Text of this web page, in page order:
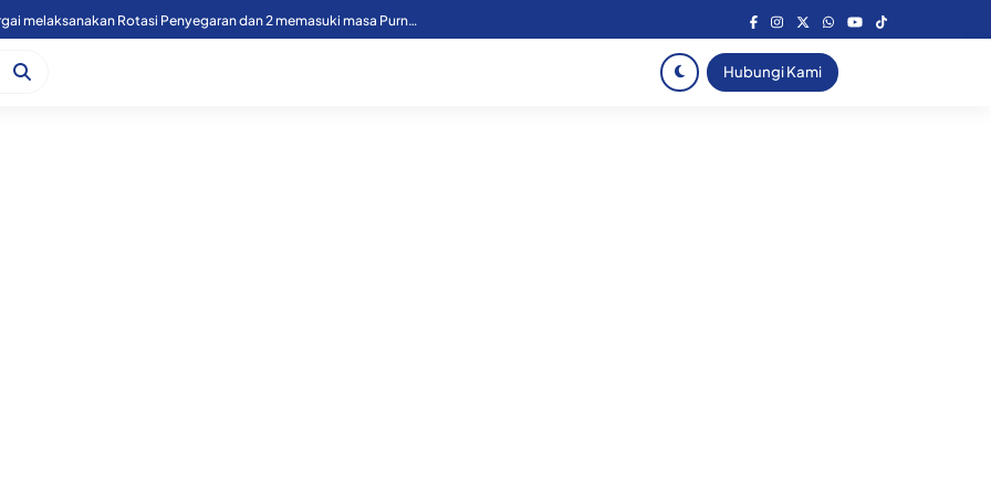
49 Personil Polres Sergai melaksanakan Rotasi Penyegaran dan 2 memasuki masa Purnawirawan
Hubungi Kami